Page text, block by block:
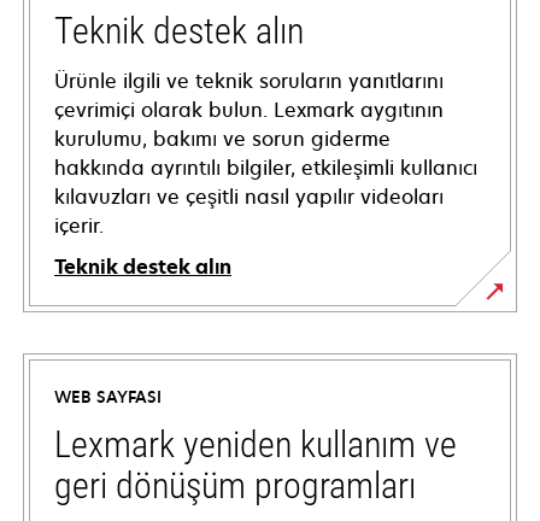
Teknik destek alın
Ürünle ilgili ve teknik soruların yanıtlarını
çevrimiçi olarak bulun. Lexmark aygıtının
kurulumu, bakımı ve sorun giderme
hakkında ayrıntılı bilgiler, etkileşimli kullanıcı
kılavuzları ve çeşitli nasıl yapılır videoları
içerir.
Teknik destek alın
opens
in
new
tab
WEB SAYFASI
Lexmark yeniden kullanım ve
geri dönüşüm programları